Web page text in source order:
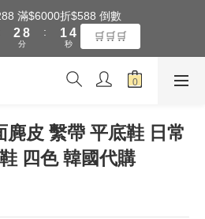
享『超商』免運費
滿$6000折$588 倒數
3
2
1
9
8
7
2
1
分
:
2
1
0
4
3
2
1
秒
🛒🛒🛒
享『超商』免運費
麂皮 繫帶 平底鞋 日常
四色 韓國代購